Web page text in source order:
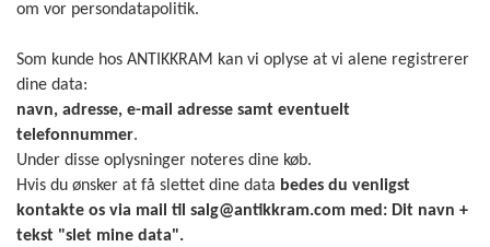
om vor persondatapolitik.
Som kunde hos ANTIKKRAM kan vi oplyse at vi alene registrerer
dine data:
navn, adresse, e-mail adresse samt eventuelt
telefonnummer.
Under disse oplysninger noteres dine køb.
Hvis du ønsker at få slettet dine data bedes du venligst
kontakte os via mail til salg@antikkram.com med: Dit navn +
tekst "slet mine data".